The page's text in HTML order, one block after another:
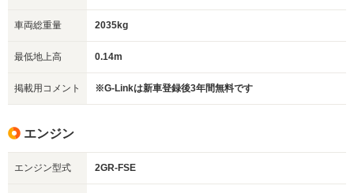
車両総重量 2035kg
最低地上高 0.14m
掲載用コメント ※G-Linkは新車登録後3年間無料です
エンジン
エンジン型式 2GR-FSE